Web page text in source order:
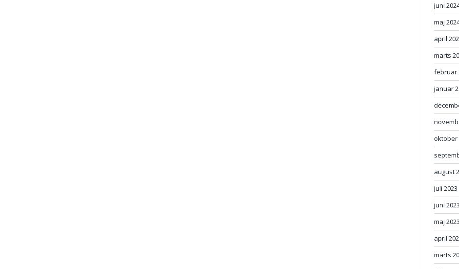
juni
maj
april
marts
februar
januar
oktober
august
juli 2023
juni 2023
maj 2023
april
marts